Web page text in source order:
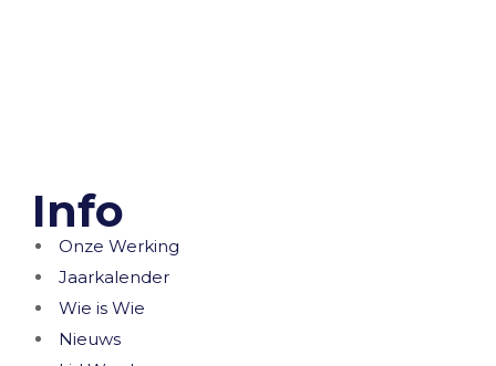
Info
Onze Werking
Jaarkalender
Wie is Wie
Nieuws